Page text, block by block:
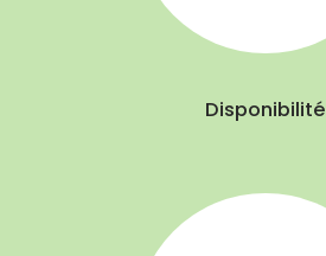
Disponibilité